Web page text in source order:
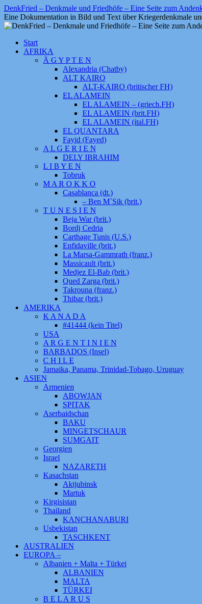
Zum
Inhalt
springen
DenkFried – Denkmale und Friedhöfe – Eine Seite zum
Eine Dokumentation in Bild und Text über Kriegerdenkmale
Start
AFRIKA
Ä G Y P T E N
Alexandria (Chatby)
ALT KAIRO
ALT-KAIRO (britischer FH)
EL ALAMEIN
EL ALAMEIN – (griech.FH)
EL ALAMEIN (brit.FH)
EL ALAMEIN (ital.FH)
EL QUANTARA
Fayid (Fayed)
A L G E R I E N
DELY IBRAHIM
L I B Y E N
Tobruk
M A R O K K O
Casablanca (dt.)
– Ben M`Sik (brit.)
T U N E S I E N
Beja War (brit.)
Bordj Cedria
Carthage Tunis (U.S.)
Enfidaville (brit.)
La Marsa-Gammrath (franz.)
Massicault (brit.)
Medjez El-Bab (brit.)
Qued Zarga (brit.)
Takrouna (franz.)
Thibar (brit.)
AMERIKA
K A N A D A
#41444 (kein Titel)
USA
A R G E N T I N I E N
BARBADOS (Insel)
C H I L E
Jamaika, Panama, Trinidad-Tobago, Uruguay
ASIEN
Armenien
ABOWJAN
SPITAK
Aserbaidschan
BAKU
MINGETSCHAUR
SUMGAIT
Georgien
Israel
NAZARETH
Kasachstan
Aktjubinsk
Martuk
Kirgisistan
Thailand
KANCHANABURI
Usbekistan
TASCHKENT
AUSTRALIEN
EUROPA –
Albanien + Malta + Türkei
ALBANIEN
MALTA
TÜRKEI
B E L A R U S